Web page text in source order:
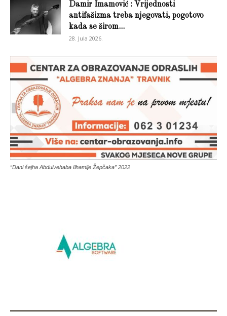
Damir Imamović : Vrijednosti
antifašizma treba njegovati, pogotovo
kada se širom...
28. Jula 2026.
“Dani šejha Abdulvehaba Ilhamije Žepčaka” 2022